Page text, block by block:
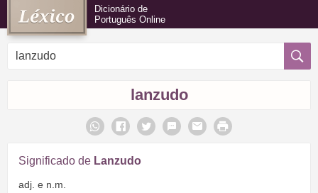
Dicionário de
Português Online
lanzudo
Significado de Lanzudo
adj. e n.m.